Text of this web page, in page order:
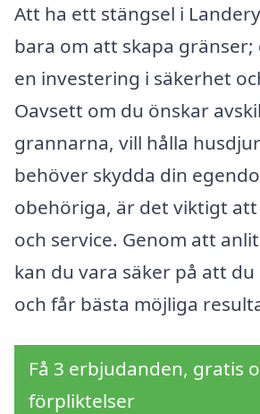
Att ha ett stängsel i
bara om att skapa gränser;
en investering i säkerhet
Oavsett om du önskar
grannarna, vill hålla
behöver skydda din
obehöriga, är det viktigt
och service. Genom att
kan du vara säker på att
och får bästa möjliga
Få 3 erbjudanden, gratis
förpliktelser